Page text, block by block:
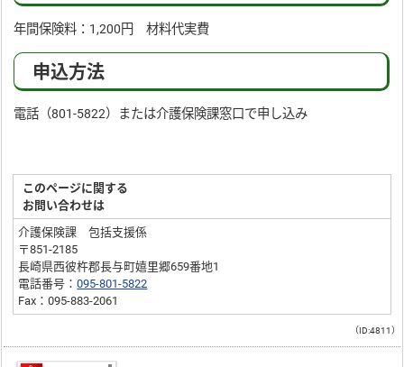
年間保険料：1,200円 材料代実費
申込方法
電話（801-5822）または介護保険課窓口で申し込み
このページに関する
お問い合わせは
介護保険課 包括支援係
〒851-2185
長崎県西彼杵郡長与町嬉里郷659番地1
電話番号：095-801-5822
Fax：095-883-2061
（ID:4811）